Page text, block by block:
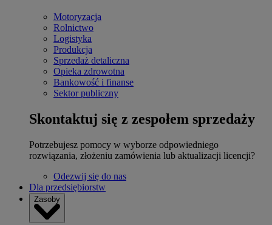
Motoryzacja
Rolnictwo
Logistyka
Produkcja
Sprzedaż detaliczna
Opieka zdrowotna
Bankowość i finanse
Sektor publiczny
Skontaktuj się z zespołem sprzedaży
Potrzebujesz pomocy w wyborze odpowiedniego
rozwiązania, złożeniu zamówienia lub aktualizacji licencji?
Odezwij się do nas
Dla przedsiębiorstw
Zasoby